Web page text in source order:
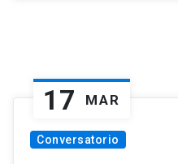
17 MAR
Conversatorio